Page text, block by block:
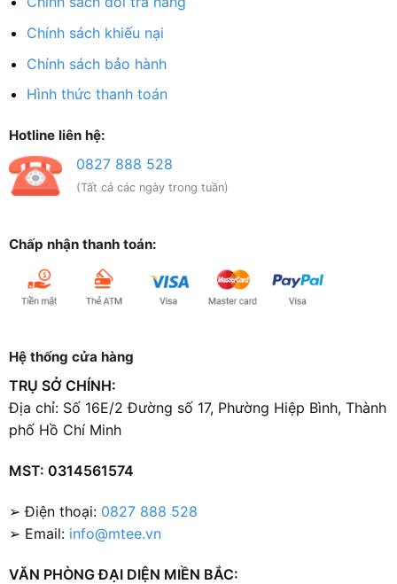
Chính sách khiếu nại
Chính sách bảo hành
Hình thức thanh toán
Hotline liên hệ:
0827 888 528
(Tất cả các ngày trong tuần)
Chấp nhận thanh toán:
Hệ thống cửa hàng
TRỤ SỞ CHÍNH:
Địa chỉ: Số 16E/2 Đường số 17, Phường Hiệp Bình, Thành
phố Hồ Chí Minh
MST: 0314561574
➢ Điện thoại: 0827 888 528
➢ Email: info@mtee.vn
VĂN PHÒNG ĐẠI DIỆN MIỀN BẮC: